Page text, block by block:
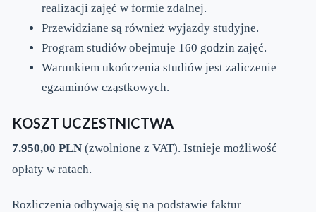
realizacji zajęć w formie zdalnej.
Przewidziane są również wyjazdy studyjne.
Program studiów obejmuje 160 godzin zajęć.
Warunkiem ukończenia studiów jest zaliczenie
egzaminów cząstkowych.
KOSZT UCZESTNICTWA
7.950,00 PLN(zwolnione z VAT). Istnieje możliwość
opłaty w ratach.
Rozliczenia odbywają się na podstawie faktur